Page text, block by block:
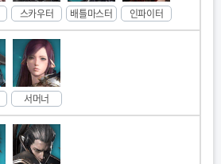
스카우터 배틀마스터 인파이터
서머너